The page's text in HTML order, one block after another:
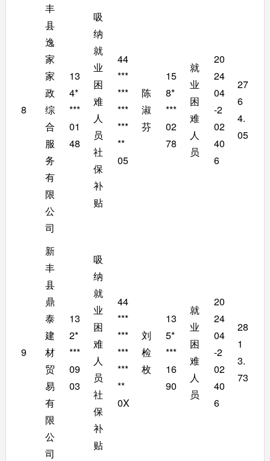
8
丰
县
逸
家
家
政
综
合
服
务
有
限
公
司
13
4*
***
01
48
吸
纳
就
业
困
难
人
员
社
保
补
贴
44
***
***
***
***
**
05
陈
淑
芬
15
8*
***
02
78
就
业
困
难
人
员
20
24
04
-2
02
40
6
27
6
4.
05
9
新
丰
县
鼎
泰
建
材
贸
易
有
限
公
司
13
2*
***
09
03
吸
纳
就
业
困
难
人
员
社
保
补
贴
44
***
***
***
***
**
0X
刘
检
枚
13
5*
***
16
90
就
业
困
难
人
员
20
24
04
-2
02
40
6
28
1
3.
73